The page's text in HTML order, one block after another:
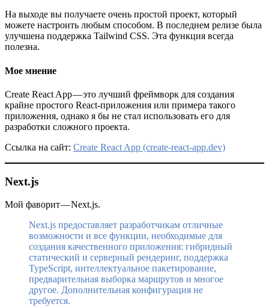
На выходе вы получаете очень простой проект, который
можете настроить любым способом. В последнем релизе была
улучшена поддержка Tailwind CSS. Эта функция всегда
полезна.
Мое мнение
Create React App — это лучший фреймворк для создания
крайне простого React-приложения или примера такого
приложения, однако я бы не стал использовать его для
разработки сложного проекта.
Ссылка на сайт: Create React App (create-react-app.dev)
Next.js
Мой фаворит — Next.js.
Next.js предоставляет разработчикам отличные
возможности и все функции, необходимые для
создания качественного приложения: гибридный
статический и серверный рендеринг, поддержка
TypeScript, интеллектуальное пакетирование,
предварительная выборка маршрутов и многое
другое. Дополнительная конфигурация не
требуется.